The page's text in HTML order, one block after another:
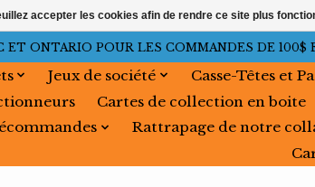
ONTARIO POUR LES COMMANDES DE 100$
Jeux de société Casse-Têtes et
Cartes de collection en boite
Rattrapage de notre
accepter les cookies afin de rendre ce site plus